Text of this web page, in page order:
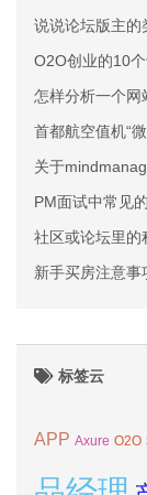
说说论坛版主的
O2O创业的10
怎样分析一个网
首都航空值机“
关于
PM面试中常见
社区或论坛里的
新手买房注意事
标签云
APP Axure O2O